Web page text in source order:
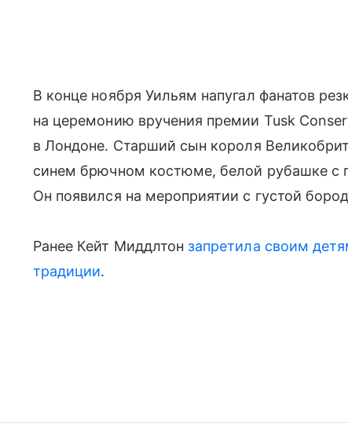
В конце ноября Уильям напугал фанатов
на церемонию вручения премии Tusk
в Лондоне. Старший сын короля
синем брючном костюме, белой рубашке с
Он появился на мероприятии с густой
Ранее Кейт Миддлтон запретила своим
традиции.